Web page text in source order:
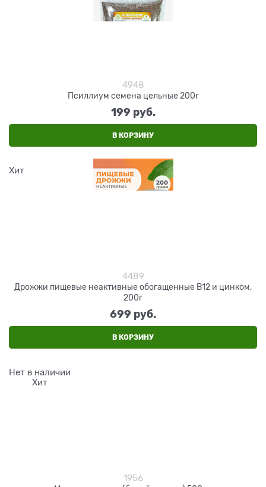
4948
Псиллиум семена цельные 200г
199 руб.
В КОРЗИНУ
Хит
4489
Дрожжи пищевые неактивные обогащенные B12 и цинком,
200г
699 руб.
В КОРЗИНУ
Нет в наличии
Хит
1956